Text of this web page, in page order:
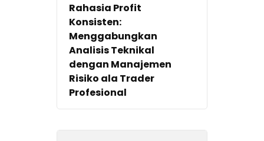
Rahasia Profit
Konsisten:
Menggabungkan
Analisis Teknikal
dengan Manajemen
Risiko ala Trader
Profesional